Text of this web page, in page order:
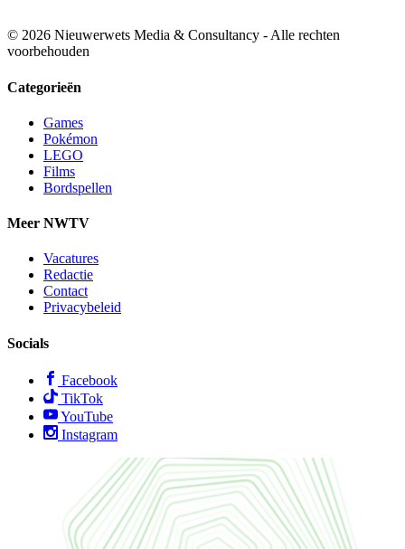
© 2026 Nieuwerwets Media & Consultancy - Alle rechten
voorbehouden
Categorieën
Games
Pokémon
LEGO
Films
Bordspellen
Meer NWTV
Vacatures
Redactie
Contact
Privacybeleid
Socials
Facebook
TikTok
YouTube
Instagram